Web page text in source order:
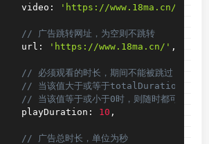
video
: 'https://www.18ma.cn/static/
// 广告跳转网址，为空则不跳转
url
: 'https://www.18ma.cn/' ,
// 必须观看的时长，期间不能被跳过，单位
// 当该值大于或等于totalDuration时，不
// 当该值等于或小于0时，则随时都可以关闭
playDuration
: 10 ,
// 广告总时长，单位为秒